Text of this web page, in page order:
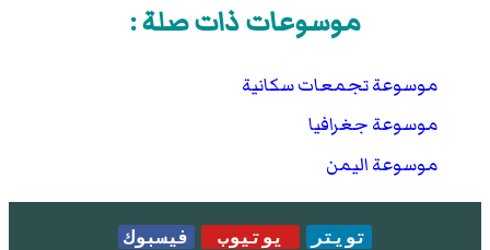
موسوعات ذات صلة :
موسوعة تجمعات سكانية
موسوعة جغرافيا
موسوعة اليمن
تويتر يوتيوب
فيسبوك